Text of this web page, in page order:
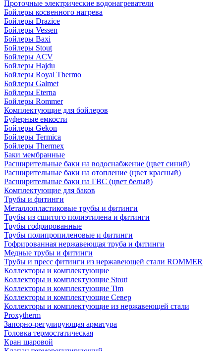
Проточные электрические водонагреватели
Бойлеры косвенного нагрева
Бойлеры Drazice
Бойлеры Vessen
Бойлеры Baxi
Бойлеры Stout
Бойлеры ACV
Бойлеры Hajdu
Бойлеры Royal Thermo
Бойлеры Galmet
Бойлеры Eterna
Бойлеры Rommer
Комплектующие для бойлеров
Буферные емкости
Бойлеры Gekon
Бойлеры Termica
Бойлеры Thermex
Баки мембранные
Расширительные баки на водоснабжение (цвет синий)
Расширительные баки на отопление (цвет красный)
Расширительные баки на ГВС (цвет белый)
Комплектующие для баков
Трубы и фитинги
Металлопластиковые трубы и фитинги
Трубы из сшитого полиэтилена и фитинги
Трубы гофрированные
Трубы полипропиленовые и фитинги
Гофрированная нержавеющая труба и фитинги
Медные трубы и фитинги
Трубы и пресс фитинги из нержавеющей стали ROMMER
Коллекторы и комплектующие
Коллекторы и комплектующие Stout
Коллекторы и комплектующие Tim
Коллекторы и комплектующие Север
Коллекторы и комплектующие из нержавеющей стали
Proxytherm
Запорно-регулирующая арматура
Головка термостатическая
Кран шаровой